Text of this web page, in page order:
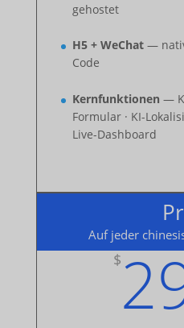
gehostet
H5 + WeChat—
Code
Kernfunktionen —
Formular · KI-
Live-Dashboard
Auf jeder
$